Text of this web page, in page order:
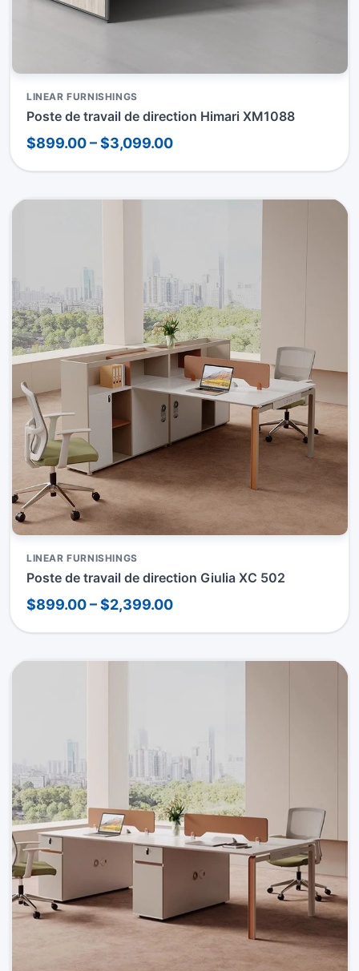
LINEAR FURNISHINGS
Poste de travail de direction Himari XM1088
$899.00 – $3,099.00
LINEAR FURNISHINGS
Poste de travail de direction Giulia XC 502
$899.00 – $2,399.00